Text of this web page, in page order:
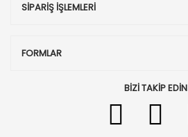
SİPARİŞ İŞLEMLERİ
FORMLAR
BİZİ TAKİP EDİN